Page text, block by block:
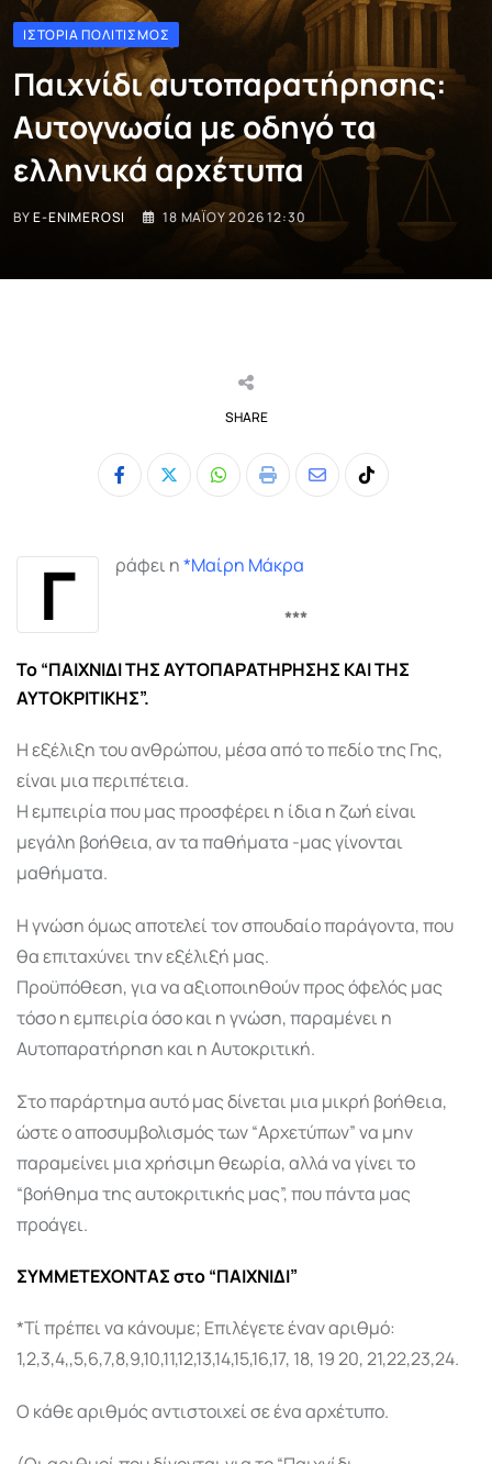
ΙΣΤΟΡΊΑ ΠΟΛΙΤΙΣΜΌΣ
Παιχνίδι αυτοπαρατήρησης:
Αυτογνωσία με οδηγό τα
ελληνικά αρχέτυπα
BYE-ENIMEROSI 18 ΜΑΪ́ΟΥ 2026 12:30
SHARE
Whatsapp
Print
ShareTiktok
Γ ράφει η*Μαίρη Μάκρα
***
Το “ΠΑΙΧΝΙΔΙ ΤΗΣ ΑΥΤΟΠΑΡΑΤΗΡΗΣΗΣ ΚΑΙ ΤΗΣ
ΑΥΤΟΚΡΙΤΙΚΗΣ”.
Η εξέλιξη του ανθρώπου, μέσα από το πεδίο της Γης,
είναι μια περιπέτεια.
Η εμπειρία που μας προσφέρει η ίδια η ζωή είναι
μεγάλη βοήθεια, αν τα παθήματα -μας γίνονται
μαθήματα.
Η γνώση όμως αποτελεί τον σπουδαίο παράγοντα, που
θα επιταχύνει την εξέλιξή μας.
Προϋπόθεση, για να αξιοποιηθούν προς όφελός μας
τόσο η εμπειρία όσο και η γνώση, παραμένει η
Αυτοπαρατήρηση και η Αυτοκριτική.
Στο παράρτημα αυτό μας δίνεται μια μικρή βοήθεια,
ώστε ο αποσυμβολισμός των “Αρχετύπων” να μην
παραμείνει μια χρήσιμη θεωρία, αλλά να γίνει το
“βοήθημα της αυτοκριτικής μας”, που πάντα μας
προάγει.
ΣΥΜΜΕΤΕΧΟΝΤΑΣ στο “ΠΑΙΧΝΙΔΙ”
*Τί πρέπει να κάνουμε; Επιλέγετε έναν αριθμό:
1,2,3,4,,5,6,7,8,9,10,11,12,13,14,15,16,17, 18, 19 20, 21,22,23,24.
Ο κάθε αριθμός αντιστοιχεί σε ένα αρχέτυπο.